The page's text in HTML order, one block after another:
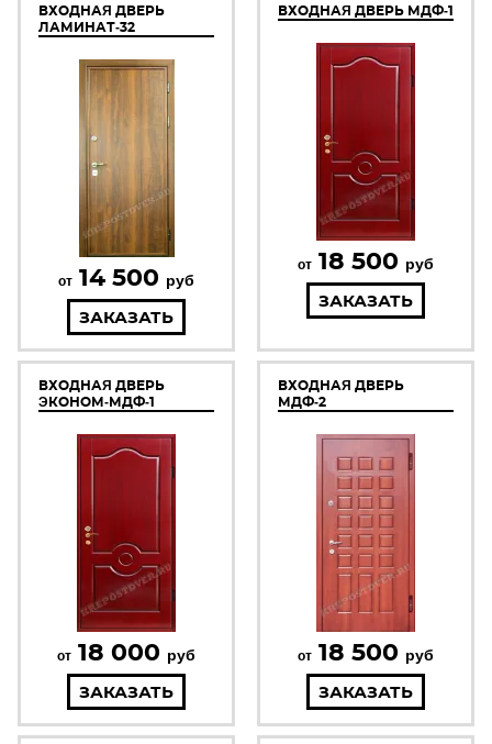
ВХОДНАЯ ДВЕРЬ
ЛАМИНАТ-32
от 14 500 руб
ЗАКАЗАТЬ
ВХОДНАЯ ДВЕРЬ МДФ-1
от 18 500 руб
ЗАКАЗАТЬ
ВХОДНАЯ ДВЕРЬ
ЭКОНОМ-МДФ-1
от 18 000 руб
ЗАКАЗАТЬ
ВХОДНАЯ ДВЕРЬ
МДФ-2
от 18 500 руб
ЗАКАЗАТЬ